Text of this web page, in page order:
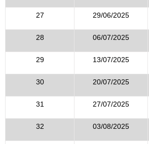
27 29/06/2025
28 06/07/2025
29 13/07/2025
30 20/07/2025
31 27/07/2025
32 03/08/2025